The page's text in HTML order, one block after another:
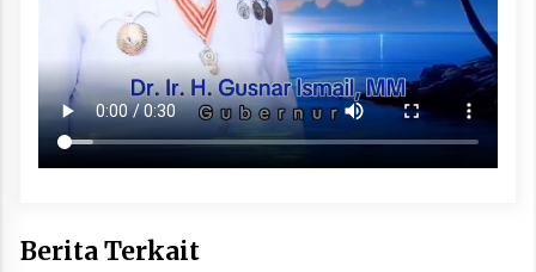
Berita Terkait